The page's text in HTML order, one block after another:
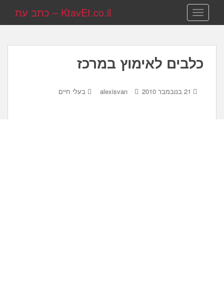
TOGGLE NAVIGATION KtavEt.co.il – כתב עת
כלבים לאימוץ במרכז
21 בנובמבר 2010 alexisvan בעלי חיים